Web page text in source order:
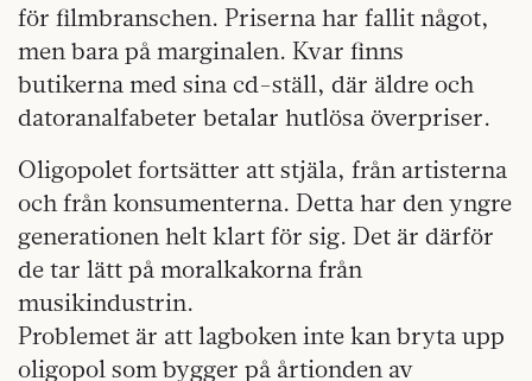
för filmbranschen. Priserna har fallit något,
men bara på marginalen. Kvar finns
butikerna med sina cd-ställ, där äldre och
datoranalfabeter betalar hutlösa överpriser.
Oligopolet fortsätter att stjäla, från artisterna
och från konsumenterna. Detta har den yngre
generationen helt klart för sig. Det är därför
de tar lätt på moralkakorna från
musikindustrin.
Problemet är att lagboken inte kan bryta upp
oligopol som bygger på årtionden av